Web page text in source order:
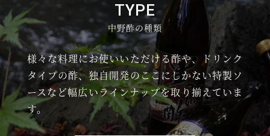
TYPE
中野酢の種類
様々な料理にお使いいただける酢や、ドリンク
タイプの酢、独自開発のここにしかない特製ソ
ースなど幅広いラインナップを取り揃えていま
す。